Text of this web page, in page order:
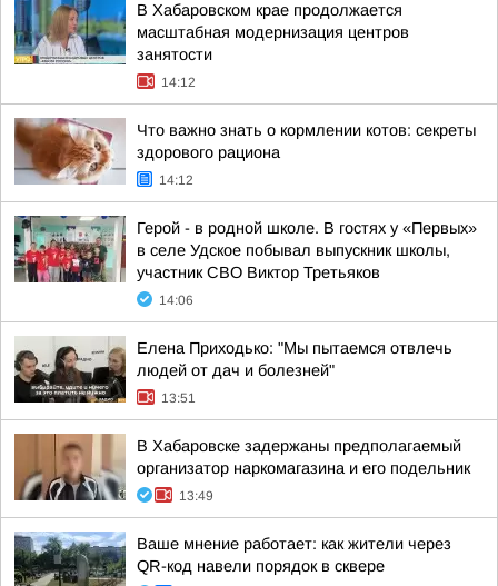
В Хабаровском крае продолжается
масштабная модернизация центров
занятости
14:12
Что важно знать о кормлении котов: секреты
здорового рациона
14:12
Герой - в родной школе. В гостях у «Первых»
в селе Удское побывал выпускник школы,
участник СВО Виктор Третьяков
14:06
Елена Приходько: "Мы пытаемся отвлечь
людей от дач и болезней"
13:51
В Хабаровске задержаны предполагаемый
организатор наркомагазина и его подельник
13:49
Ваше мнение работает: как жители через
QR-код навели порядок в сквере